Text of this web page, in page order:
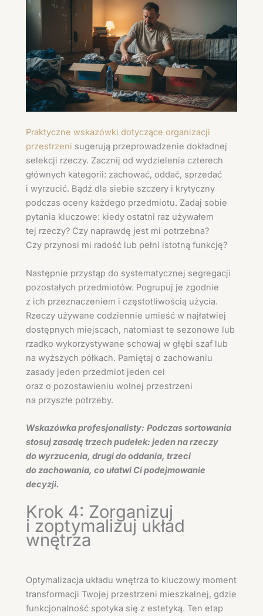
Praktyczne wskazówki dotyczące organizacji
przestrzeni sugerują przeprowadzenie dokładnej
selekcji rzeczy. Zacznij od wydzielenia czterech
głównych kategorii: zachować, oddać, sprzedać
i wyrzucić. Bądź dla siebie szczery i krytyczny
podczas oceny każdego przedmiotu. Zadaj sobie
pytania kluczowe: kiedy ostatni raz używałem
tej rzeczy? Czy naprawdę jest mi potrzebna?
Czy przynosi mi radość lub pełni istotną funkcję?
Następnie przystąp do systematycznej segregacji
pozostałych przedmiotów. Pogrupuj je zgodnie
z ich przeznaczeniem i częstotliwością użycia.
Rzeczy używane codziennie umieść w najłatwiej
dostępnych miejscach, natomiast te sezonowe lub
rzadko wykorzystywane schowaj w głębi szaf lub
na wyższych półkach. Pamiętaj o zachowaniu
zasady jeden przedmiot jeden cel
oraz o pozostawieniu wolnej przestrzeni
na przyszłe potrzeby.
Wskazówka profesjonalisty: Podczas sortowania
stosuj zasadę trzech pudełek: jeden na rzeczy
do wyrzucenia, drugi do oddania, trzeci
do zachowania, co ułatwi Ci podejmowanie
decyzji.
Krok 4: Zorganizuj
i zoptymalizuj układ
wnętrza
Optymalizacja układu wnętrza to kluczowy moment
transformacji Twojej przestrzeni mieszkalnej, gdzie
funkcjonalność spotyka się z estetyką. Ten etap